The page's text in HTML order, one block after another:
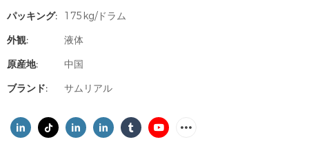
パッキング:
175kg/ドラム
外観:
液体
原産地:
中国
ブランド:
サムリアル